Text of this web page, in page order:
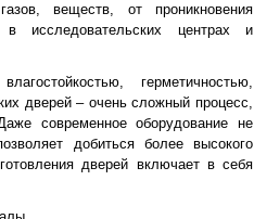
веществ, от проникновения
исследовательских центрах и
герметичностью,
дверей – очень сложный процесс,
современное оборудование не
добиться более высокого
дверей включает в себя